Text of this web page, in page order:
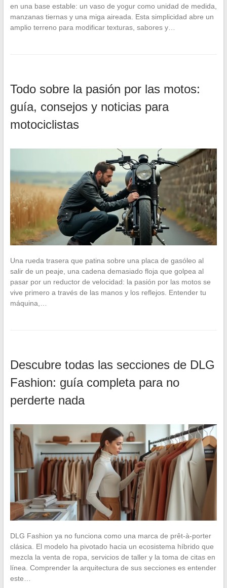
en una base estable: un vaso de yogur como unidad de medida,
manzanas tiernas y una miga aireada. Esta simplicidad abre un
amplio terreno para modificar texturas, sabores y…
Todo sobre la pasión por las motos:
guía, consejos y noticias para
motociclistas
Una rueda trasera que patina sobre una placa de gasóleo al
salir de un peaje, una cadena demasiado floja que golpea al
pasar por un reductor de velocidad: la pasión por las motos se
vive primero a través de las manos y los reflejos. Entender tu
máquina,…
Descubre todas las secciones de DLG
Fashion: guía completa para no
perderte nada
DLG Fashion ya no funciona como una marca de prêt-à-porter
clásica. El modelo ha pivotado hacia un ecosistema híbrido que
mezcla la venta de ropa, servicios de taller y la toma de citas en
línea. Comprender la arquitectura de sus secciones es entender
este…